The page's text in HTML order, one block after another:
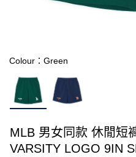
Colour：Green
MLB 男女同款 休閒短
VARSITY LOGO 9IN